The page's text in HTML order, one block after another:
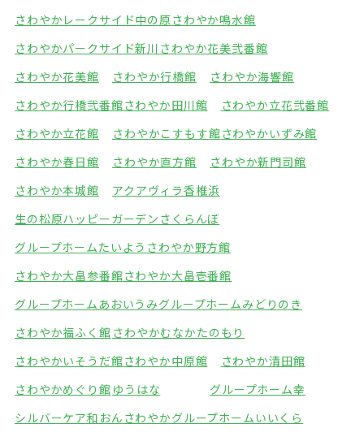
さわやかレークサイド中の原さわやか鳴水館
さわやかパークサイド新川 さわやか花美弐番館
さわやか花美館
さわやか行橋館
さわやか海響館
さわやか行橋弐番館さわやか田川館
さわやか立花弐番館
さわやか立花館
さわやかこすもす館さわやかいずみ館
さわやか春日館
さわやか直方館
さわやか新門司館
さわやか本城館
アクアヴィラ香椎浜
生の松原ハッピーガーデン さくらんぼ
グループホームたいよう さわやか野方館
さわやか大畠参番館さわやか大畠壱番館
グループホームあおいうみグループホームみどりのき
さわやか福ふく館 さわやかむなかたのもり
さわやかいそうだ館さわやか中原館
さわやか清田館
さわやかめぐり館 ゆうはな
グループホーム幸
シルバーケア和おん さわやかグループホームいいくら